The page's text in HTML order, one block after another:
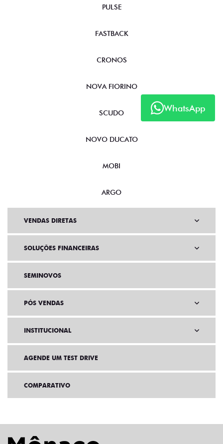
WhatsApp
PULSE
FASTBACK
CRONOS
NOVA FIORINO
SCUDO
NOVO DUCATO
MOBI
ARGO
VENDAS DIRETAS
SOLUÇÕES FINANCEIRAS
SEMINOVOS
PÓS VENDAS
INSTITUCIONAL
AGENDE UM TEST DRIVE
COMPARATIVO